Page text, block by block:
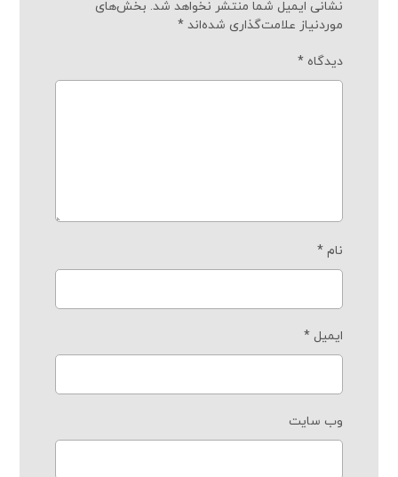
نشانی ایمیل شما منتشر نخواهد شد. بخش‌های
موردنیاز علامت‌گذاری شده‌اند*
دیدگاه*
نام*
ایمیل*
وب‌ سایت